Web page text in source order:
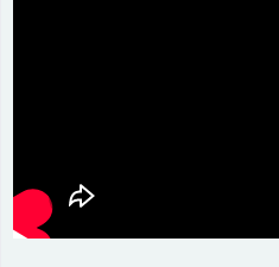
Hộp xi lót lụa
Hộp xi ấm chén